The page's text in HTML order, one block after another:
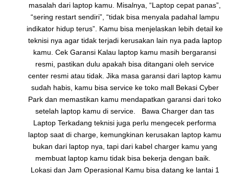
masalah dari laptop kamu. Misalnya, “Laptop cepat panas”,
“sering restart sendiri”, “tidak bisa menyala padahal lampu
indikator hidup terus”. Kamu bisa menjelaskan lebih detail ke
teknisi nya agar tidak terjadi kerusakan lain nya pada laptop
kamu. Cek Garansi Kalau laptop kamu masih bergaransi
resmi, pastikan dulu apakah bisa ditangani oleh service
center resmi atau tidak. Jika masa garansi dari laptop kamu
sudah habis, kamu bisa service ke toko mall Bekasi Cyber
Park dan memastikan kamu mendapatkan garansi dari toko
setelah laptop kamu di service. Bawa Charger dan tas
Laptop Terkadang teknisi juga perlu mengecek performa
laptop saat di charge, kemungkinan kerusakan laptop kamu
bukan dari laptop nya, tapi dari kabel charger kamu yang
membuat laptop kamu tidak bisa bekerja dengan baik.
Lokasi dan Jam Operasional Kamu bisa datang ke lantai 1